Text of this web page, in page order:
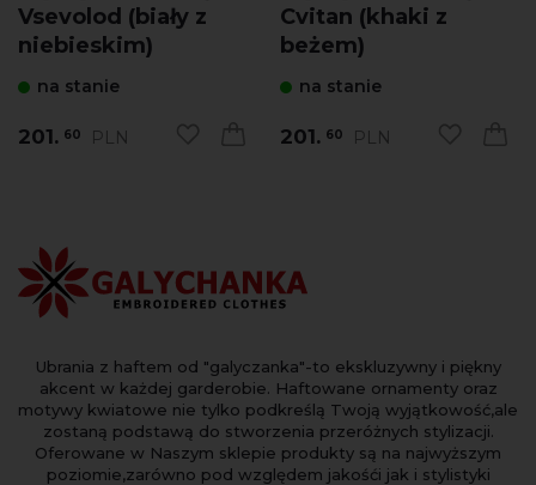
Vsevolod (biały z
niebieskim)
na stanie
201. 60 PLN
Cvitan (khaki z
beżem)
na stanie
201. 60 PLN
Ubrania z haftem od "galyczanka"-to ekskluzywny i piękny
akcent w każdej garderobie. Haftowane ornamenty oraz
motywy kwiatowe nie tylko podkreślą Twoją wyjątkowość,ale
zostaną podstawą do stworzenia przeróżnych stylizacji.
Oferowane w Naszym sklepie produkty są na najwyższym
poziomie,zarówno pod względem jakośći jak i stylistyki